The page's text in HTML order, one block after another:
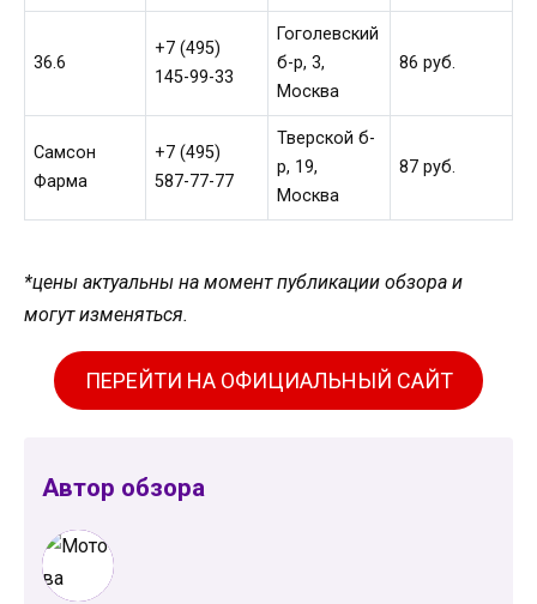
36.6
+7 (495)
145-99-33
Гоголевский
б-р, 3,
Москва
86 руб.
Самсон
Фарма
+7 (495)
587-77-77
Тверской б-
р, 19,
Москва
87 руб.
*цены актуальны на момент публикации обзора и
могут изменяться.
ПЕРЕЙТИ НА ОФИЦИАЛЬНЫЙ САЙТ
Автор обзора